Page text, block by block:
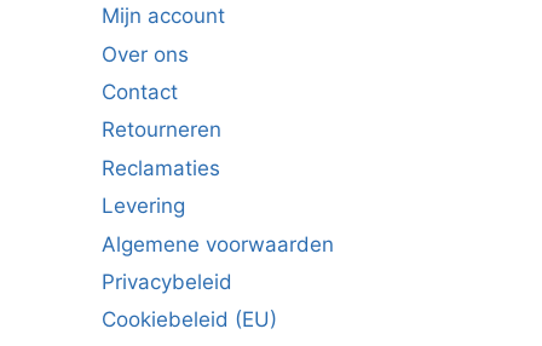
Mijn account
Over ons
Contact
Retourneren
Reclamaties
Levering
Algemene voorwaarden
Privacybeleid
Cookiebeleid (EU)